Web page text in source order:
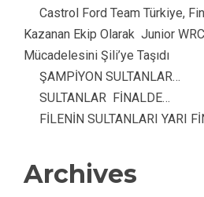
Castrol Ford Team Türkiye,
Kazanan Ekip Olarak Junior
Mücadelesini Şili’ye Taşıdı
ŞAMPİYON SULTANLAR…
SULTANLAR FİNALDE…
FİLENİN SULTANLARI YARI
Archives